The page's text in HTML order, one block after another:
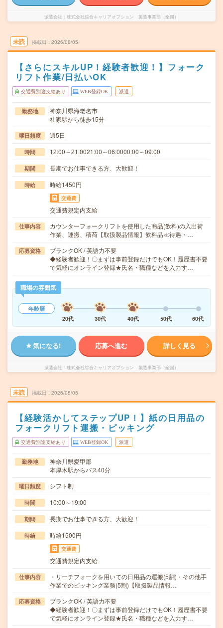
派遣会社 株式会社綜合キャリアオプション 製造事業部（全国）
未読 掲載日 2026/08/05
【さらにスキルUP！経験者歓迎！】フォーク
リフト作業/日払いOK
交通費別途支給あり WEB登録OK 派遣
勤務地
神奈川県海老名市
社家駅から徒歩15分
曜日頻度 週5日
時間 12:00～21:0021:00～06:0000:00～09:00
期間 長期でお仕事できる方、大歓迎！
時給 時給1450円
交通費
交通費規定内支給
仕事内容
カウンターフォークリフトを使用した商品(飲料)の入出荷
作業、運搬、積荷【取扱製品情報】飲料品≪待遇・…
応募資格
ブランクOK / 英語力不要
◆経験者歓迎！〇まずは事前登録だけでもOK！履歴書不要
で気軽にオンライン登録★氏名・職種などを入力す…
職場の雰囲気
年齢層
20代
30代 40代 50代 60代
気になる! 応募へ進む 詳しく見る
派遣会社 株式会社綜合キャリアオプション 製造事業部（全国）
未読 掲載日 2026/08/05
【経験活かしてステップUP！】紙の日用品の
フォークリフト運搬・ピッキング
交通費別途支給あり WEB登録OK 派遣
勤務地
神奈川県愛甲郡
本厚木駅からバス40分
曜日頻度 シフト制
時間 10:00～19:00
期間 長期でお仕事できる方、大歓迎！
時給 時給1500円
交通費
交通費規定内支給
仕事内容
・リーチフォークを用いての日用品の運搬(5割)・その他手
作業でのピッキング業務(5割)【取扱製品情報…
応募資格
ブランクOK / 英語力不要
◆経験者歓迎！〇まずは事前登録だけでもOK！履歴書不要
で気軽にオンライン登録★氏名・職種などを入力す…